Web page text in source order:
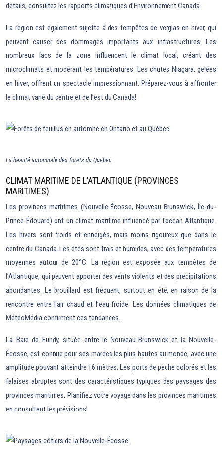
détails, consultez les rapports climatiques d’Environnement Canada.
La région est également sujette à des tempêtes de verglas en hiver, qui
peuvent causer des dommages importants aux infrastructures. Les
nombreux lacs de la zone influencent le climat local, créant des
microclimats et modérant les températures. Les chutes Niagara, gelées
en hiver, offrent un spectacle impressionnant. Préparez-vous à affronter
le climat varié du centre et de l’est du Canada!
La beauté automnale des forêts du Québec.
CLIMAT MARITIME DE L’ATLANTIQUE (PROVINCES
MARITIMES)
Les provinces maritimes (Nouvelle-Écosse, Nouveau-Brunswick, Île-du-
Prince-Édouard) ont un climat maritime influencé par l’océan Atlantique.
Les hivers sont froids et enneigés, mais moins rigoureux que dans le
centre du Canada. Les étés sont frais et humides, avec des températures
moyennes autour de 20°C. La région est exposée aux tempêtes de
l’Atlantique, qui peuvent apporter des vents violents et des précipitations
abondantes. Le brouillard est fréquent, surtout en été, en raison de la
rencontre entre l’air chaud et l’eau froide. Les données climatiques de
MétéoMédia confirment ces tendances.
La Baie de Fundy, située entre le Nouveau-Brunswick et la Nouvelle-
Écosse, est connue pour ses marées les plus hautes au monde, avec une
amplitude pouvant atteindre 16 mètres. Les ports de pêche colorés et les
falaises abruptes sont des caractéristiques typiques des paysages des
provinces maritimes. Planifiez votre voyage dans les provinces maritimes
en consultant les prévisions!